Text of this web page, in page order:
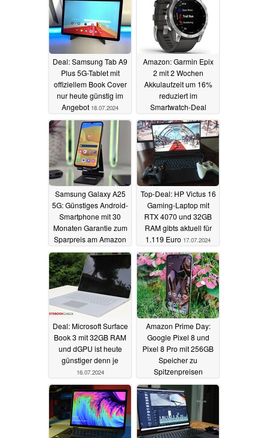
Deal: Samsung Tab A9
Plus 5G-Tablet mit
offiziellem Book Cover
nur heute günstig im
Angebot 18.07.2024
Amazon: Garmin Epix
2 mit 2 Wochen
Akkulaufzeit um 16%
reduziert im
Smartwatch-Deal
17.07.2024
Samsung Galaxy A25
5G: Günstiges Android-
Smartphone mit 30
Monaten Garantie zum
Sparpreis am Amazon
Prime Day17.07.2024
Top-Deal: HP Victus 16
Gaming-Laptop mit
RTX 4070 und 32GB
RAM gibts aktuell für
1.119 Euro 17.07.2024
Deal: Microsoft Surface
Book 3 mit 32GB RAM
und dGPU ist heute
günstiger denn je
16.07.2024
Amazon Prime Day:
Google Pixel 8 und
Pixel 8 Pro mit 256GB
Speicher zu
Spitzenpreisen
16.07.2024